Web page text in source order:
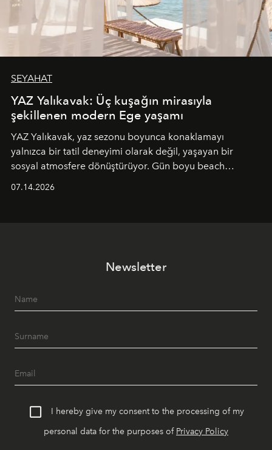
SEYAHAT
YAZ Yalıkavak: Üç kuşağın mirasıyla
şekillenen modern Ege yaşamı
YAZ Yalıkavak, yaz sezonu boyunca konaklamayı
yalnızca bir tatil deneyimi olarak değil, yaşayan bir
sosyal atmosfere dönüştürüyor. Gün boyu beach
geceye taşıyarak her hafta farklı bir deneyim sunuyor.
07.14.2026
Newsletter
I hereby give my consent to the processing of my
personal data for the purposes of Privacy Policy